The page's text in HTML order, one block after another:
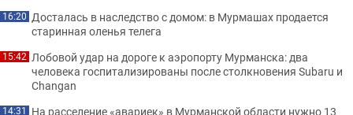
16:20 Досталась в наследство с домом: в Мурмашах продается
старинная оленья телега
15:42 Лобовой удар на дороге к аэропорту Мурманска: два
человека госпитализированы после столкновения Subaru и
Changan
14:31 На расселение «авариек» в Мурманской области нужно 13